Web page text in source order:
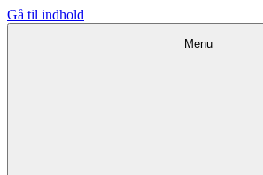
Gå til indhold
Menu